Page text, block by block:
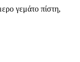
γεμάτο πίστη,